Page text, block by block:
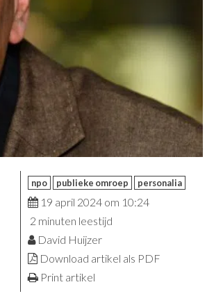
npo publieke omroep personalia
19 april 2024 om 10:24
2 minuten leestijd
David Huijzer
Download artikel als PDF
Print artikel